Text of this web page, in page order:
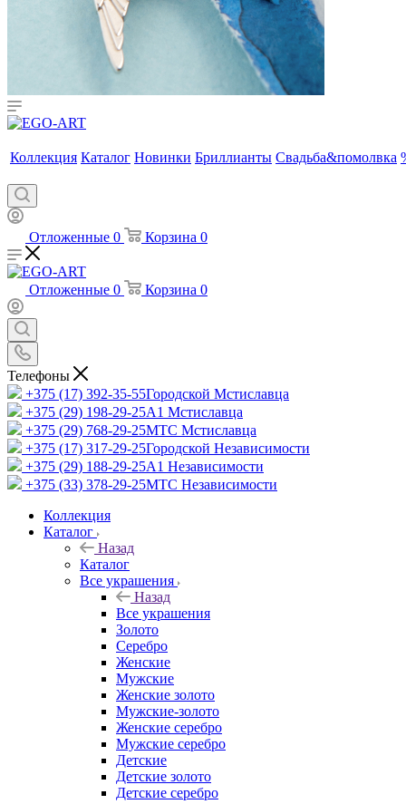
Коллекция Каталог Новинки Бриллианты Свадьба&помолвка
Отложенные 0 Корзина 0
Отложенные 0 Корзина 0
Телефоны
+375 (17) 392-35-55Городской Мстиславца
+375 (29) 198-29-25A1 Мстиславца
+375 (29) 768-29-25МТС Мстиславца
+375 (17) 317-29-25Городской Независимости
+375 (29) 188-29-25A1 Независимости
+375 (33) 378-29-25МТС Независимости
Коллекция
Каталог
Назад
Каталог
Все украшения
Назад
Все украшения
Золото
Серебро
Женские
Мужские
Женские золото
Мужские-золото
Женские серебро
Мужские серебро
Детские
Детские золото
Детские серебро